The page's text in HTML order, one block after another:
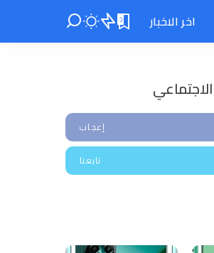
اخر الاخبار 0
إعجاب
تابعنا